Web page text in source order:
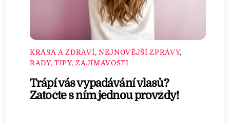
KRÁSA A ZDRAVÍ, NEJNOVĚJŠÍ ZPRÁVY,
RADY, TIPY, ZAJÍMAVOSTI
Trápí vás vypadávání vlasů?
Zatočte s ním jednou provždy!